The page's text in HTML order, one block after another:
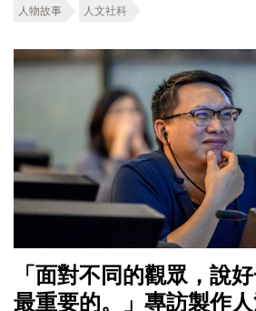
人物故事 人文社科
「面對不同的觀眾，說
最重要的。」專訪製作